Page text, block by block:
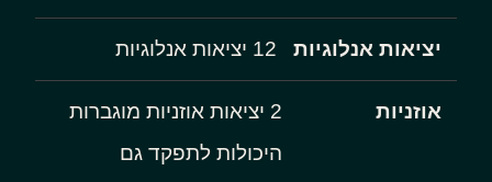
יציאות אנלוגיות 12 יציאות אנלוגיות
אוזניות
2 יציאות אוזניות מוגברות
היכולות לתפקד גם